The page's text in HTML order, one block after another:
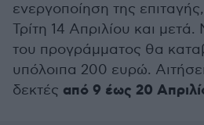
ενεργοποίηση της
Τρίτη 14 Απριλίου και
του προγράμματος θα
υπόλοιπα 200 ευρώ.
δεκτές από 9 έως 20